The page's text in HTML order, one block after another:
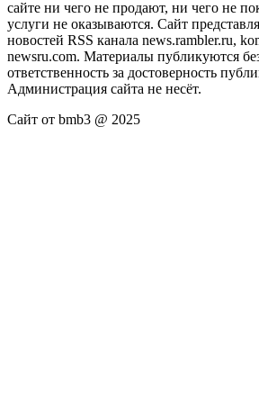
сайте ни чего не продают, ни чего не
услуги не оказываются. Сайт
новостей RSS канала news.rambler.ru,
newsru.com. Материалы публикуются
ответственность за достоверность
Администрация сайта не несёт.
Сайт от bmb3 @ 2025